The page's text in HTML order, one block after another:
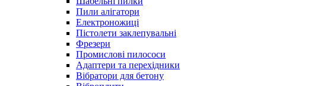
Пили алігатори
Електроножиці
Пістолети заклепувальні
Фрезери
Промислові пилососи
Адаптери та перехідники
Вібратори для бетону